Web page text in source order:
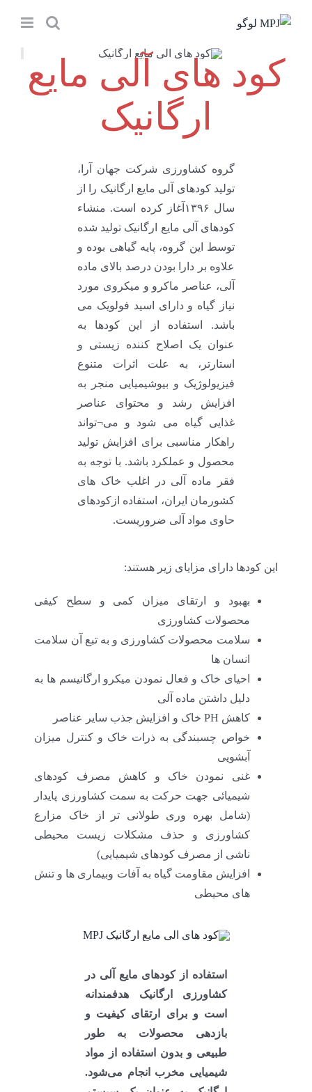
کود های آلی مایع
ارگانیک
گروه کشاورزی شرکت جهان آرا،
تولید کودهای آلی مایع ارگانیک را از
سال ۱۳۹۶آغاز کرده است. منشاء
کودهای آلی مایع ارگانیک تولید شده
توسط این گروه، پایه گیاهی بوده و
علاوه بر دارا بودن درصد بالای ماده
آلی، عناصر ماکرو و میکروی مورد
نیاز گیاه و دارای اسید فولویک می
باشد. استفاده از این کودها به
عنوان یک اصلاح کننده زیستی و
استارتر، به علت اثرات متنوع
فیزیولوژیک و بیوشیمیایی منجر به
افزایش رشد و محتوای عناصر
غذایی گیاه می شود و می¬تواند
راهکار مناسبی برای افزایش تولید
محصول و عملکرد باشد. با توجه به
فقر ماده آلی در اغلب خاک های
کشورمان ایران، استفاده ازکودهای
حاوی مواد آلی ضروریست.
این کودها دارای مزایای زیر هستند:
بهبود و ارتقای میزان کمی و سطح کیفی
محصولات کشاورزی
سلامت محصولات کشاورزی و به تبع آن سلامت
انسان ها
احیای خاک و فعال نمودن میکرو ارگانیسم ها به
دلیل داشتن ماده آلی
کاهش PH خاک و افزایش جذب سایر عناصر
خواص چسبندگی به ذرات خاک و کنترل میزان
آبشویی
غنی نمودن خاک و کاهش مصرف کودهای
شیمیائی جهت حرکت به سمت کشاورزی پایدار
(شامل بهره وری طولانی تر از خاک مزارع
کشاورزی و حذف مشکلات زیست محیطی
ناشی از مصرف کودهای شیمیایی)
افزایش مقاومت گیاه به آفات وبیماری ها و تنش
های محیطی
استفاده از کودهای مایع آلی در
کشاورزی ارگانیک هدفمندانه
است و برای ارتقای کیفیت و
بازدهی محصولات به طور
طبیعی و بدون استفاده از مواد
شیمیایی مخرب انجام می‌شود.